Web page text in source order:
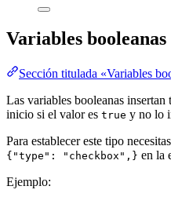
Variables booleanas
Sección titulada «Variables
Las variables booleanas
inicio si el valor es true y no lo
Para establecer este tipo
{"type": "checkbox",} en la
Ejemplo: